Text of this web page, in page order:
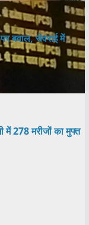
बवाल, सेवराई में
में 278 मरीजों का मुफ्त